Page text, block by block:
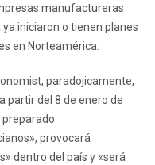
manufactureras
iniciaron o tienen planes
en Norteamérica.
paradojicamente,
partir del 8 de enero de
preparado
provocará
dentro del país y «será